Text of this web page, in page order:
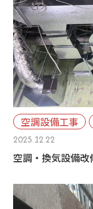
空調設備工事
2025.12.22
空調・換気設備改